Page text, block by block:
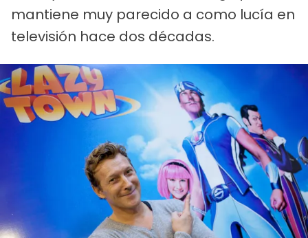
mantiene muy parecido a como lucía en
televisión hace dos décadas.